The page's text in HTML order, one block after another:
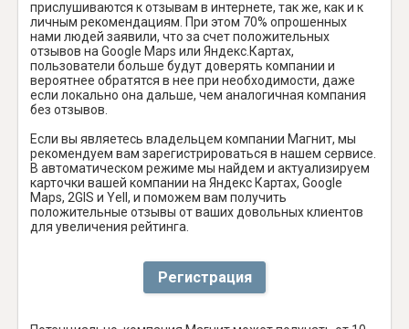
прислушиваются к отзывам в интернете, так же, как и к
личным рекомендациям. При этом 70% опрошенных
нами людей заявили, что за счет положительных
отзывов на Google Maps или Яндекс.Картах,
пользователи больше будут доверять компании и
вероятнее обратятся в нее при необходимости, даже
если локально она дальше, чем аналогичная компания
без отзывов.
Если вы являетесь владельцем компании Магнит, мы
рекомендуем вам зарегистрироваться в нашем сервисе.
В автоматическом режиме мы найдем и актуализируем
карточки вашей компании на Яндекс Картах, Google
Maps, 2GIS и Yell, и поможем вам получить
положительные отзывы от ваших довольных клиентов
для увеличения рейтинга.
Регистрация